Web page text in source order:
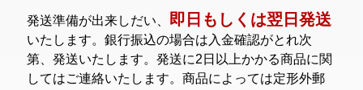
発送準備が出来しだい、 即日もしくは翌日発送
いたします。銀行振込の場合は入金確認がとれ次
第、発送いたします。発送に2日以上かかる商品に関
してはご連絡いたします。商品によっては定形外郵